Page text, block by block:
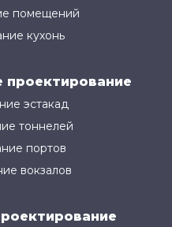
помещений
кухонь
проектирование
эстакад
тоннелей
портов
вокзалов